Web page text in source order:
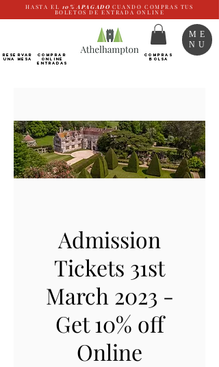
HASTA EL 10% APAGADO CUANDO COMPRAS TUS
BOLETOS DE ENTRADA ONLINE
RESERVAR
UNA MESA
Comprar
ONLINE
Entradas
COMPRAS
BOLSA
ME
NU
Admission
Tickets 31st
March 2023 -
Get 10% off
Online